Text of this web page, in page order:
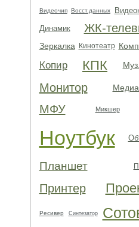
Видеочип Восст.данных
Динамик
ЖК-
Зеркалка Кинотеатр
Копир КПК
Монитор
МФУ Микшер
Ноутбук
Планшет
Принтер
Ресивер Синтезатор